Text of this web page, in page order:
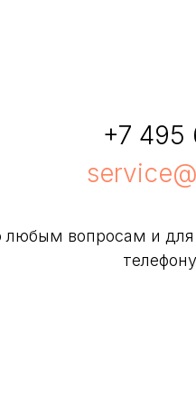
+7 495
любым вопросам и для